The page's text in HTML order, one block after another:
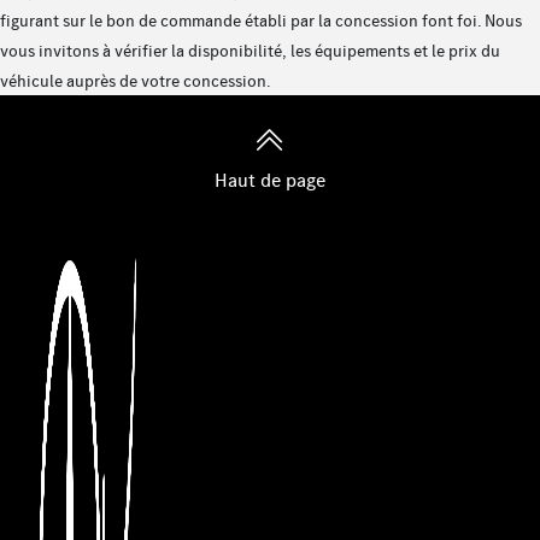
Avertisseur oubli ceinture sécurité siège passager
Avertisseur oubli ceinture sécurité conducteur
Génération modèle 1
Véhicule avec direction à gauche
Rangements cabine au-dessus conducteur et passager
Feux de position latéraux
Marque de pneu Continental (10)
Variante de poids 3 500 kg
Prise électrique de remorque à 13 broches
Vitres teintées et bandeau pare-soleil sur pare-brise
Tissu Maturin noir
Indicateur de température extérieure
Rétroviseurs extérieurs chauffants à réglage électrique
Détecteur de somnolence ATTENTION ASSIST
figurant sur le bon de commande établi par la concession font foi. Nous
vous invitons à vérifier la disponibilité, les équipements et le prix du
véhicule auprès de votre concession.
Haut de page